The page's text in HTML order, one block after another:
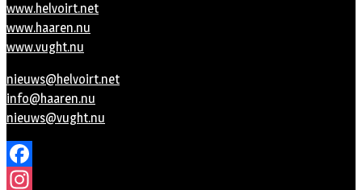
www.helvoirt.net
www.haaren.nu
www.vught.nu
nieuws@helvoirt.net
info@haaren.nu
nieuws@vught.nu
Facebook